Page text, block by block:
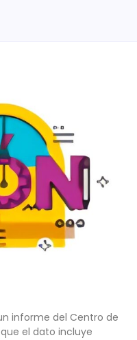
informe del Centro de
el dato incluye